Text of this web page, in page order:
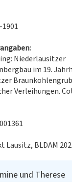
Niederlausitzer
im 19.
Verleihungen.
Lausitz, BLDAM
und Therese